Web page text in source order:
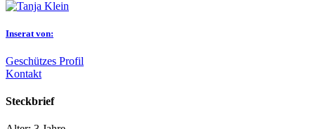
Inserat von:
Geschützes Profil
Kontakt
Steckbrief